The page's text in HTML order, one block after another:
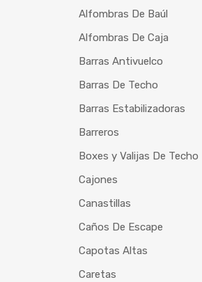
Alfombras De Baúl
Alfombras De Caja
Barras Antivuelco
Barras De Techo
Barras Estabilizadoras
Barreros
Boxes y Valijas De Techo
Cajones
Canastillas
Caños De Escape
Capotas Altas
Caretas